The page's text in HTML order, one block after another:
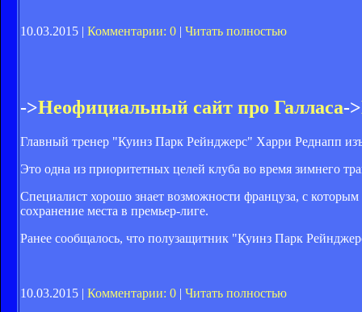
10.03.2015 | Комментарии: 0 | Читать полностью
->Неофициальный сайт про Галласа->
Главный тренер "Куинз Парк Рейнджерс" Харри Реднапп
Это одна из приоритетных целей клуба во время зимнего
Специалист хорошо знает возможности француза, с
сохранение места в премьер-лиге.
Ранее сообщалось, что полузащитник "Куинз Парк
10.03.2015 | Комментарии: 0 | Читать полностью